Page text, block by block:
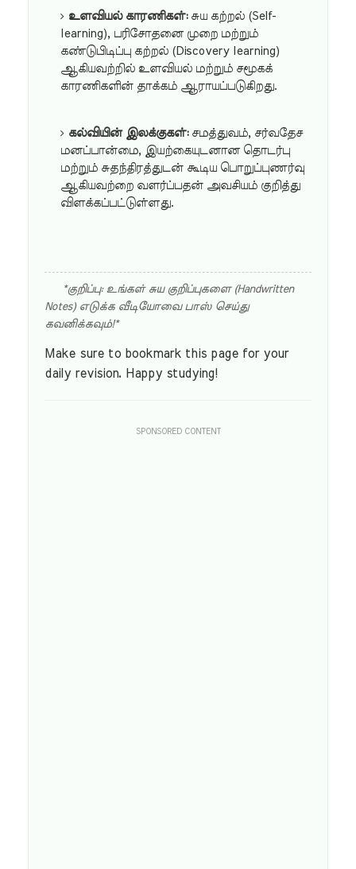
உளவியல் காரணிகள்:சுய கற்றல் (Self-
learning), பரிசோதனை முறை மற்றும்
கண்டுபிடிப்பு கற்றல் (Discovery learning)
ஆகியவற்றில் உளவியல் மற்றும் சமூகக்
காரணிகளின் தாக்கம் ஆராயப்படுகிறது.
கல்வியின் இலக்குகள்:சமத்துவம், சர்வதேச
மனப்பான்மை, இயற்கையுடனான தொடர்பு
மற்றும் சுதந்திரத்துடன் கூடிய பொறுப்புணர்வு
ஆகியவற்றை வளர்ப்பதன் அவசியம் குறித்து
விளக்கப்பட்டுள்ளது.
*குறிப்பு: உங்கள் சுய குறிப்புகளை (Handwritten
Notes) எடுக்க வீடியோவை பாஸ் செய்து
கவனிக்கவும்!*
Make sure to bookmark this page for your
daily revision. Happy studying!
SPONSORED CONTENT